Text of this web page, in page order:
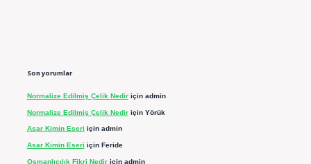
Son yorumlar
Normalize Edilmiş Çelik Nediriçin admin
Normalize Edilmiş Çelik Nediriçin Yörük
Asar Kimin Eseri için admin
Asar Kimin Eseri için Feride
Osmanlıcılık Fikri Nediriçin admin